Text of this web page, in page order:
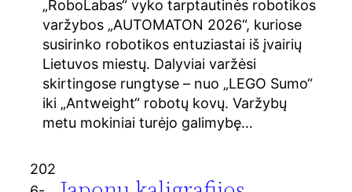
„RoboLabas“ vyko tarptautinės robotikos
varžybos „AUTOMATON 2026“, kuriose
susirinko robotikos entuziastai iš įvairių
Lietuvos miestų. Dalyviai varžėsi
skirtingose rungtyse – nuo „LEGO Sumo“
iki „Antweight“ robotų kovų. Varžybų
metu mokiniai turėjo galimybę…
202